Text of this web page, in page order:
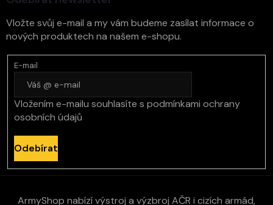
Vložte svůj e-mail a my vám budeme zasílat informace o
nových produktech na našem e-shopu.
E-mail
Vložením e-mailu souhlasíte s podmínkami ochrany
osobních údajů
Odebírat
ArmyShop nabízí výstroj a výzbroj AČR i cizích armád,